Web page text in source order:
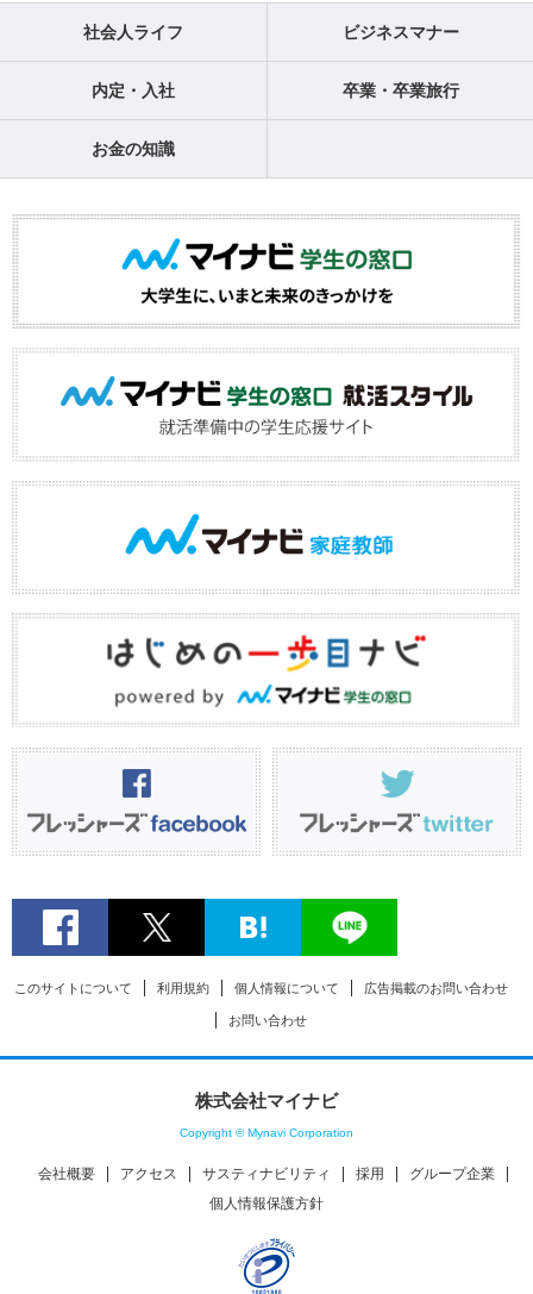
社会人ライフ ビジネスマナー
内定・入社 卒業・卒業旅行
お金の知識
このサイトについて 利用規約 個人情報について 広告掲載のお問い合わせ
お問い合わせ
株式会社マイナビ
Copyright © Mynavi Corporation
会社概要 アクセス サスティナビリティ 採用
グループ企業
個人情報保護方針